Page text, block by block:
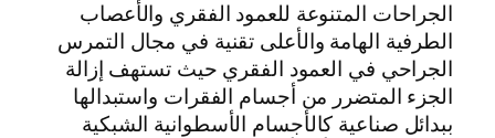
الجراحات المتنوعة للعمود الفقري والأعصاب
الطرفية الهامة والأعلى تقنية في مجال التمرس
الجراحي في العمود الفقري حيث تستهف إزالة
الجزء المتضرر من أجسام الفقرات واستبدالها
ببدائل صناعية كالأجسام الأسطوانية الشبكية